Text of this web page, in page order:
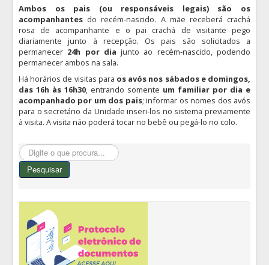
Ambos os pais (ou responsáveis legais) são os
acompanhantes do recém-nascido. A mãe receberá crachá
rosa de acompanhante e o pai crachá de visitante pego
diariamente junto à recepção. Os pais são solicitados a
permanecer 24h por dia junto ao recém-nascido, podendo
permanecer ambos na sala.
Há horários de visitas para os avós nos sábados e domingos,
das 16h às 16h30 , entrando somente um familiar por dia e
acompanhado por um dos pais; informar os nomes dos avós
para o secretário da Unidade inseri-los no sistema previamente
à visita. A visita não poderá tocar no bebê ou pegá-lo no colo.
Pesquisar...
Pesquisar